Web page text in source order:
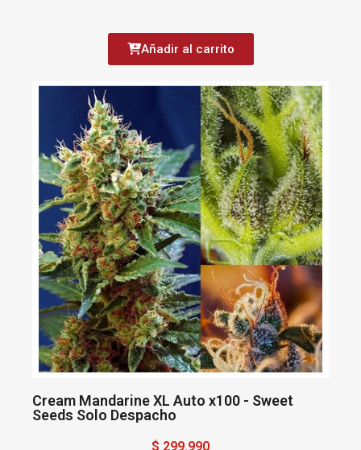
Añadir al carrito
Cream Mandarine XL Auto x100 - Sweet
Seeds Solo Despacho
$ 299.990